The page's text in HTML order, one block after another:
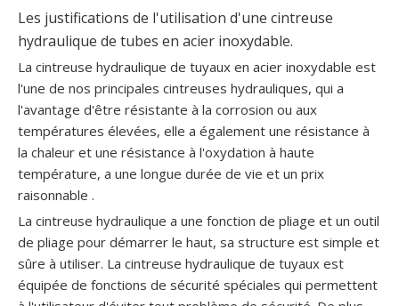
Les justifications de l'utilisation d'une cintreuse
hydraulique de tubes en acier inoxydable.
La cintreuse hydraulique de tuyaux en acier inoxydable est
l'une de nos principales cintreuses hydrauliques, qui a
l'avantage d'être résistante à la corrosion ou aux
températures élevées, elle a également une résistance à
la chaleur et une résistance à l'oxydation à haute
température, a une longue durée de vie et un prix
raisonnable .
La cintreuse hydraulique a une fonction de pliage et un outil
de pliage pour démarrer le haut, sa structure est simple et
sûre à utiliser. La cintreuse hydraulique de tuyaux est
équipée de fonctions de sécurité spéciales qui permettent